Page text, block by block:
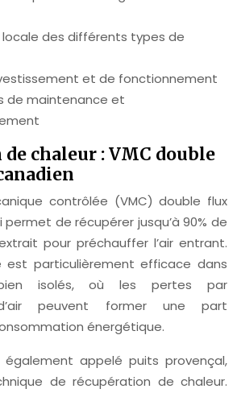
locale des différents types de
et de fonctionnement
de maintenance et
chaleur : VMC double
contrôlée (VMC) double flux
de récupérer jusqu’à 90% de
pour préchauffer l’air entrant.
particulièrement efficace dans
isolés, où les pertes par
peuvent former une part
énergétique.
également appelé puits provençal,
de récupération de chaleur.